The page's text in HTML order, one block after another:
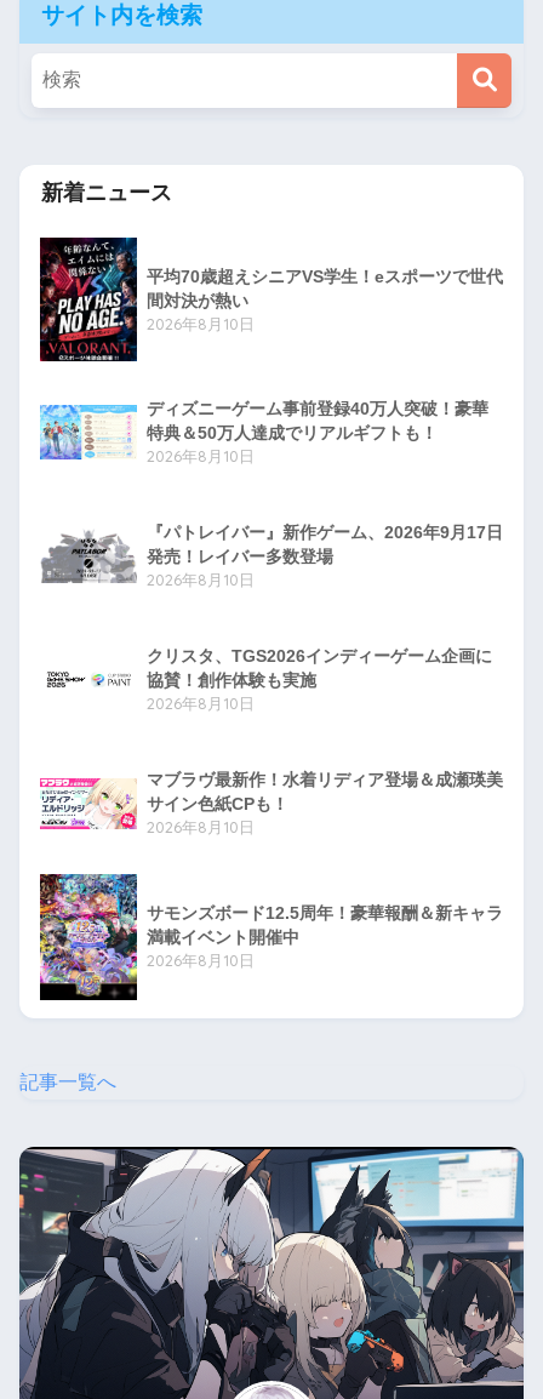
サイト内を検索
新着ニュース
平均70歳超えシニアVS学生！eスポーツで世代
間対決が熱い
2026年8月10日
ディズニーゲーム事前登録40万人突破！豪華
特典＆50万人達成でリアルギフトも！
2026年8月10日
『パトレイバー』新作ゲーム、2026年9月17日
発売！レイバー多数登場
2026年8月10日
クリスタ、TGS2026インディーゲーム企画に
協賛！創作体験も実施
2026年8月10日
マブラヴ最新作！水着リディア登場＆成瀬瑛美
サイン色紙CPも！
2026年8月10日
サモンズボード12.5周年！豪華報酬＆新キャラ
満載イベント開催中
2026年8月10日
記事一覧へ